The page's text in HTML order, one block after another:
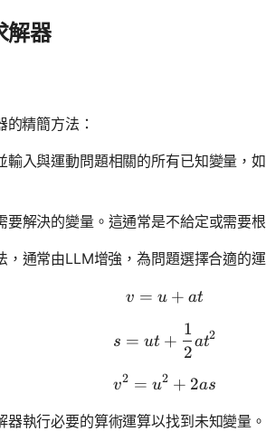
解器
精簡方法：
輸入與運動問題相關的所有已知變量，
要解決的變量。這通常是不給定或需要
，通常由LLM增強，為問題選擇合適的
v = u + at
v = u + at
s = ut +
s = ut +
2
1
at2
v^2 = u^2 +
v2 = u2 + 2as
器執行必要的算術運算以找到未知變量。